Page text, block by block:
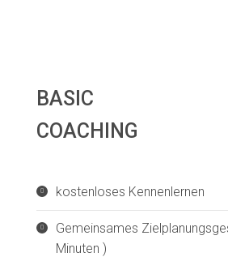
BASIC
COACHING
kostenloses Kennenlernen
Gemeinsames
Minuten )